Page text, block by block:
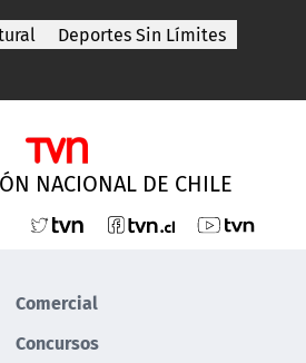
Deportes Sin Límites
NACIONAL DE CHILE
Comercial
Concursos